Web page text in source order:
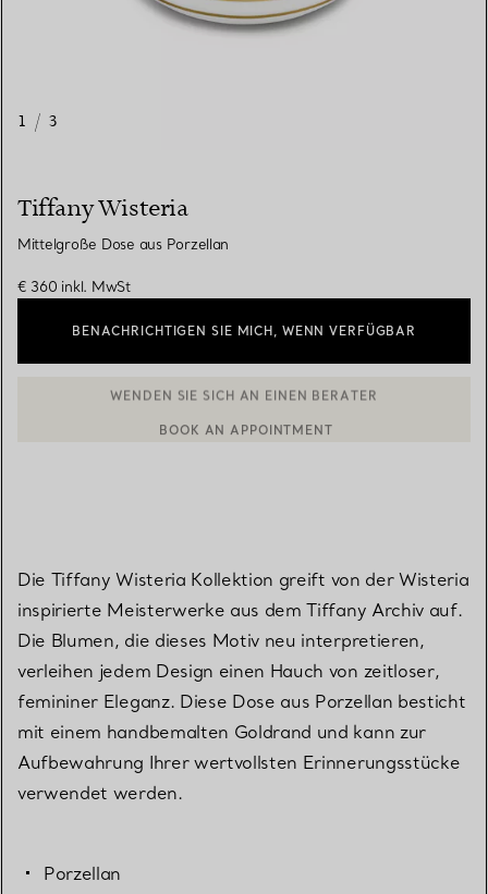
1 / 3
Tiffany Wisteria
Mittelgroße Dose aus Porzellan
€ 360 inkl. MwSt
BENACHRICHTIGEN SIE MICH, WENN VERFÜGBAR
Die Tiffany Wisteria Kollektion greift von der Wisteria
inspirierte Meisterwerke aus dem Tiffany Archiv auf.
Die Blumen, die dieses Motiv neu interpretieren,
verleihen jedem Design einen Hauch von zeitloser,
femininer Eleganz. Diese Dose aus Porzellan besticht
mit einem handbemalten Goldrand und kann zur
Aufbewahrung Ihrer wertvollsten Erinnerungsstücke
verwendet werden.
Porzellan